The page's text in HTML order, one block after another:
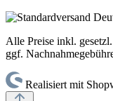
Alle Preise inkl.
ggf.
Realisiert mit